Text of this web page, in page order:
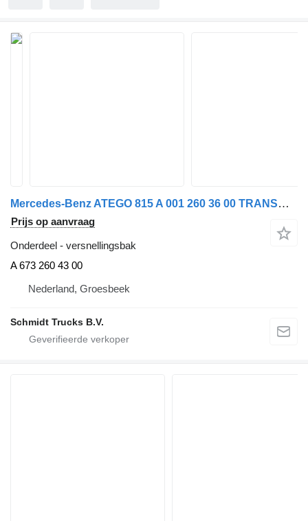
Mercedes-Benz ATEGO 815 A 001 260 36 00 TRANSMISSIE ZF S5-42 710.621 A 673 260 43 00 versnellingsbak voor vrachtwagen
Prijs op aanvraag
Onderdeel - versnellingsbak
A 673 260 43 00
Nederland, Groesbeek
Schmidt Trucks B.V.